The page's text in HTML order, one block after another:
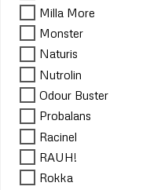
Milla More
Monster
Naturis
Nutrolin
Odour Buster
Probalans
Racinel
RAUH!
Rokka